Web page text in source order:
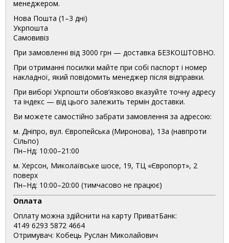
менеджером.
Нова Пошта (1–3 дні)
Укрпошта
Самовивіз
При замовленні від 3000 грн — доставка БЕЗКОШТОВНО.
При отриманні посилки майте при собі паспорт і номер
накладної, який повідомить менеджер після відправки.
При виборі Укрпошти обов’язково вказуйте точну адресу
та індекс — від цього залежить термін доставки.
Ви можете самостійно забрати замовлення за адресою:
м. Дніпро, вул. Європейська (Миронова), 13а (навпроти
Сільпо)
Пн–Нд: 10:00–21:00
м. Херсон, Миколаївське шосе, 19, ТЦ «Європорт», 2
поверх
Пн–Нд: 10:00–20:00 (тимчасово не працює)
Оплата
Оплату можна здійснити на карту ПриватБанк:
4149 6293 5872 4664
Отримувач: Кобець Руслан Миколайович